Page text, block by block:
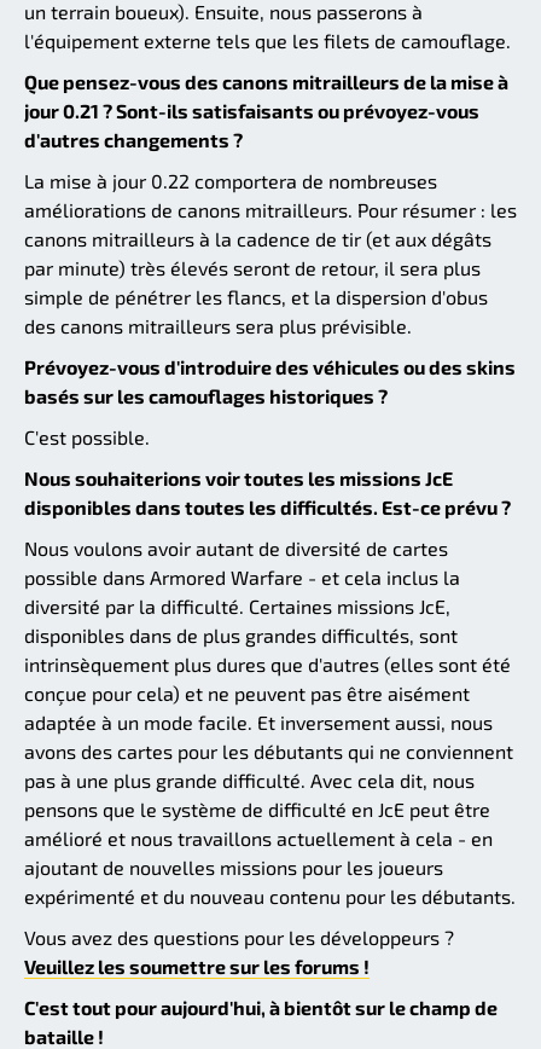
un terrain boueux). Ensuite, nous passerons à
l'équipement externe tels que les filets de camouflage.
Que pensez-vous des canons mitrailleurs de la mise à
jour 0.21 ? Sont-ils satisfaisants ou prévoyez-vous
d'autres changements ?
La mise à jour 0.22 comportera de nombreuses
améliorations de canons mitrailleurs. Pour résumer : les
canons mitrailleurs à la cadence de tir (et aux dégâts
par minute) très élevés seront de retour, il sera plus
simple de pénétrer les flancs, et la dispersion d'obus
des canons mitrailleurs sera plus prévisible.
Prévoyez-vous d'introduire des véhicules ou des skins
basés sur les camouflages historiques ?
C'est possible.
Nous souhaiterions voir toutes les missions JcE
disponibles dans toutes les difficultés. Est-ce prévu ?
Nous voulons avoir autant de diversité de cartes
possible dans Armored Warfare - et cela inclus la
diversité par la difficulté. Certaines missions JcE,
disponibles dans de plus grandes difficultés, sont
intrinsèquement plus dures que d'autres (elles sont été
conçue pour cela) et ne peuvent pas être aisément
adaptée à un mode facile. Et inversement aussi, nous
avons des cartes pour les débutants qui ne conviennent
pas à une plus grande difficulté. Avec cela dit, nous
pensons que le système de difficulté en JcE peut être
amélioré et nous travaillons actuellement à cela - en
ajoutant de nouvelles missions pour les joueurs
expérimenté et du nouveau contenu pour les débutants.
Vous avez des questions pour les développeurs ?
Veuillez les soumettre sur les forums !
C'est tout pour aujourd'hui, à bientôt sur le champ de
bataille !